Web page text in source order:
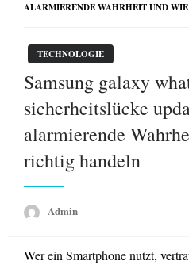
ALARMIERENDE WAHRHEIT UND
TECHNOLOGIE
Samsung galaxy
sicherheitslücke
alarmierende
richtig handeln
Admin
Wer ein Smartphone nutzt,